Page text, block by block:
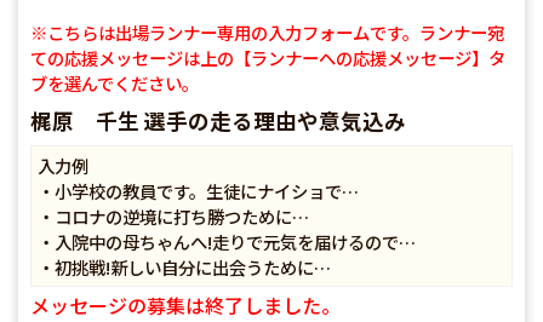
※こちらは出場ランナー専用の入力フォームです。ランナー宛
ての応援メッセージは上の【ランナーへの応援メッセージ】タ
ブを選んでください。
梶原 千生 選手の走る理由や意気込み
入力例
・小学校の教員です。生徒にナイショで…
・コロナの逆境に打ち勝つために…
・入院中の母ちゃんへ!走りで元気を届けるので…
・初挑戦!新しい自分に出会うために…
メッセージの募集は終了しました。